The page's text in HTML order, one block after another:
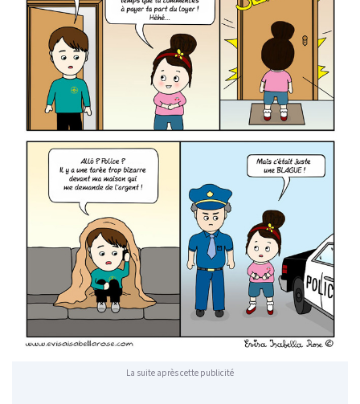
La suite après cette publicité